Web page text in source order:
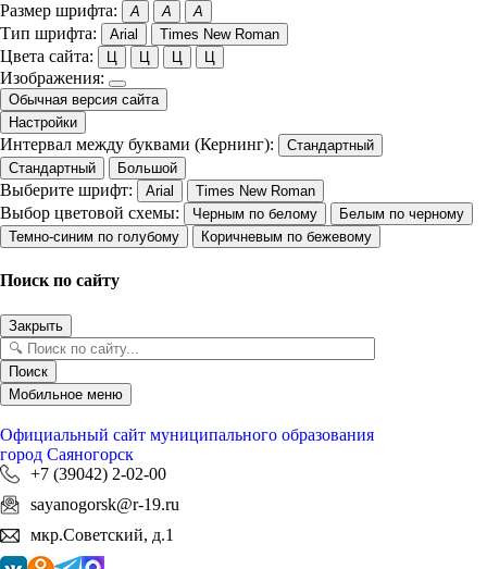
Размер шрифта: A A A
Тип шрифта: Arial Times New Roman
Цвета сайта: Ц Ц Ц Ц
Изображения:
Обычная версия сайта
Настройки
Интервал между буквами (Кернинг):
Стандартный
Стандартный
Большой
Выберите шрифт: Arial Times New Roman
Выбор цветовой схемы: Черным по белому
Белым по черному
Темно-синим по голубому
Коричневым по бежевому
Поиск по сайту
Закрыть
Поиск
Мобильное меню
Официальный сайт муниципального образования
город Саяногорск
+7 (39042) 2-02-00
sayanogorsk@r-19.ru
мкр.Советский, д.1